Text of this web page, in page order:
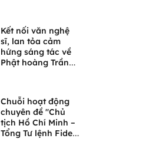
Kết nối văn nghệ
sĩ, lan tỏa cảm
hứng sáng tác về
Phật hoàng Trần
Chuỗi hoạt động
chuyên đề "Chủ
tịch Hồ Chí Minh –
Tổng Tư lệnh Fidel